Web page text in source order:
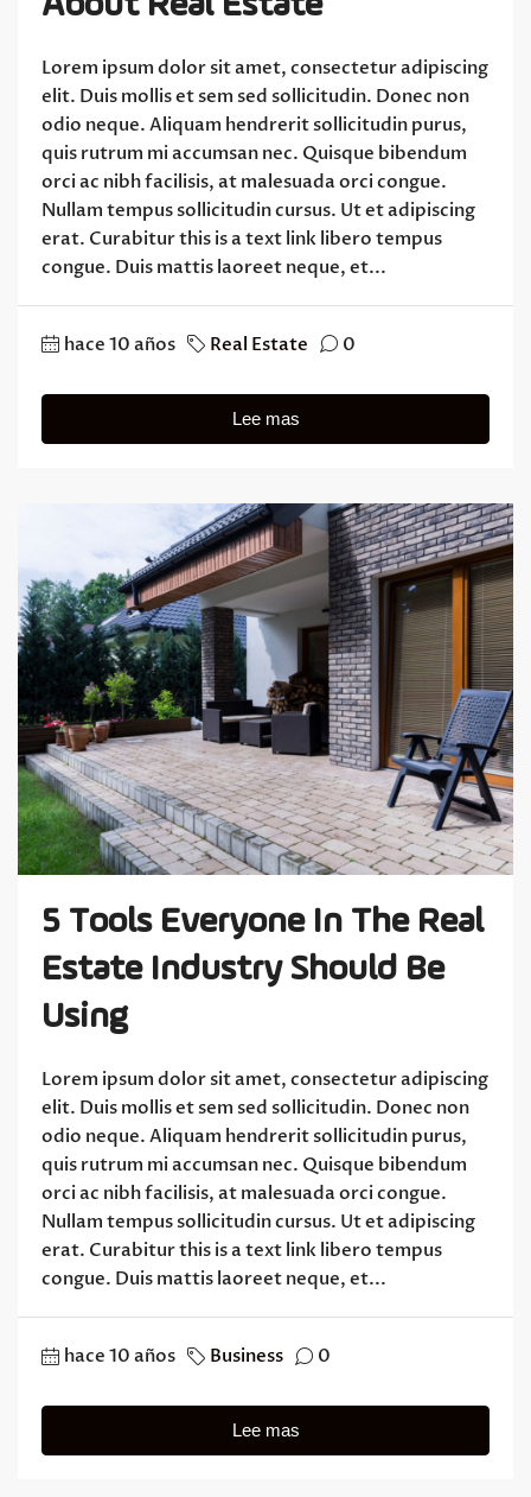
Lorem ipsum dolor sit amet, consectetur adipiscing
elit. Duis mollis et sem sed sollicitudin. Donec non
odio neque. Aliquam hendrerit sollicitudin purus,
quis rutrum mi accumsan nec. Quisque bibendum
orci ac nibh facilisis, at malesuada orci congue.
Nullam tempus sollicitudin cursus. Ut et adipiscing
erat. Curabitur this is a text link libero tempus
congue. Duis mattis laoreet neque, et...
hace 10 años Real Estate 0
Lee mas
5 Tools Everyone In The Real
Estate Industry Should Be
Using
Lorem ipsum dolor sit amet, consectetur adipiscing
elit. Duis mollis et sem sed sollicitudin. Donec non
odio neque. Aliquam hendrerit sollicitudin purus,
quis rutrum mi accumsan nec. Quisque bibendum
orci ac nibh facilisis, at malesuada orci congue.
Nullam tempus sollicitudin cursus. Ut et adipiscing
erat. Curabitur this is a text link libero tempus
congue. Duis mattis laoreet neque, et...
hace 10 años Business 0
Lee mas